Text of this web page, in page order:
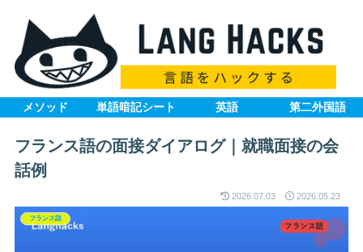
メソッド 単語暗記シート 英語 第二外国語
フランス語の面接ダイアログ｜就職面接の会
話例
2026.07.03 2026.05.23
フランス語